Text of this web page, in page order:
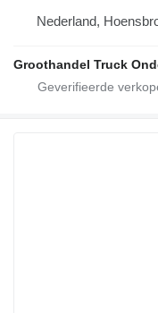
Nederland,
Groothandel Truck